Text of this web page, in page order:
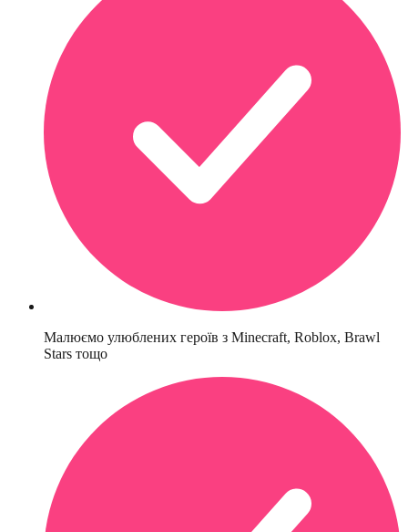
Малюємо улюблених героїв з Minecraft, Roblox, Brawl
Stars тощо